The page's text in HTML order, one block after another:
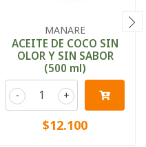
MANARE
ACEITE DE COCO SIN
OLOR Y SIN SABOR
(500 ml)
+
-
$12.100